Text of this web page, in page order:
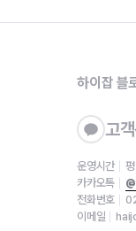
하이잡 블
고
운영시간
카카오톡
전화번호
이메일